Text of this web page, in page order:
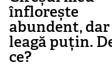
înflorește
abundent, dar
leagă puțin.
ce?